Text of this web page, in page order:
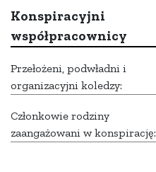
Konspiracyjni
współpracownicy
Przełożeni, podwładni i
organizacyjni koledzy:
Członkowie rodziny
zaangażowani w konspirację: